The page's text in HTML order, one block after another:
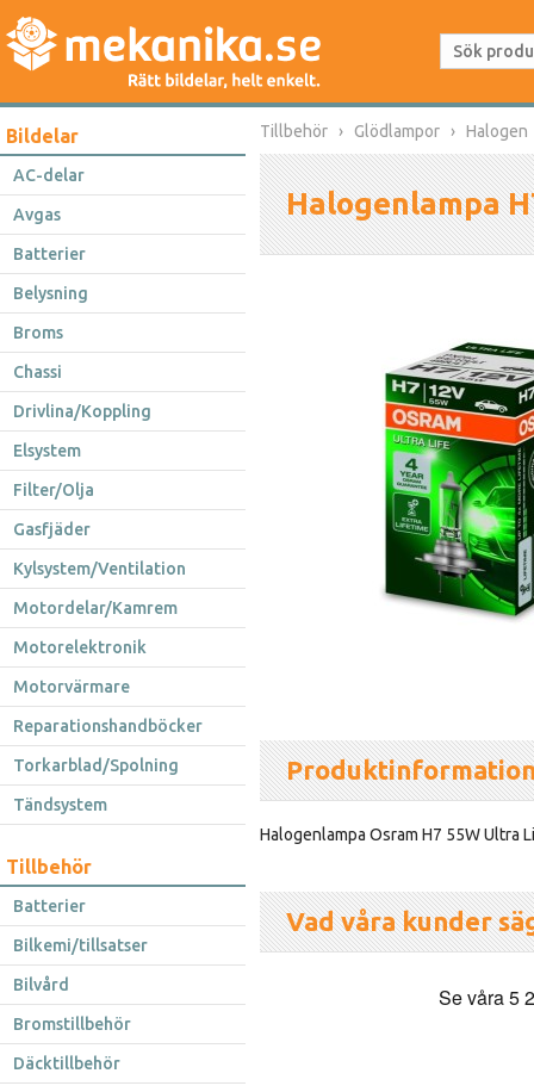
Bildelar
AC-delar
Avgas
Batterier
Belysning
Broms
Chassi
Drivlina/Koppling
Elsystem
Filter/Olja
Gasfjäder
Kylsystem/Ventilation
Motordelar/Kamrem
Motorelektronik
Motorvärmare
Reparationshandböcker
Torkarblad/Spolning
Tändsystem
Tillbehör
Batterier
Bilkemi/tillsatser
Bilvård
Bromstillbehör
Däcktillbehör
Tillbehör Glödlampor Halogen
Halogenlampa
Halogenlampa Osram H7 55W Ultra
Vad våra kunder